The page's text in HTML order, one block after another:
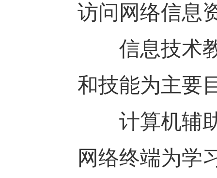
访问网络信息
信息技术教
和技能为主要
计算机辅助
网络终端为学